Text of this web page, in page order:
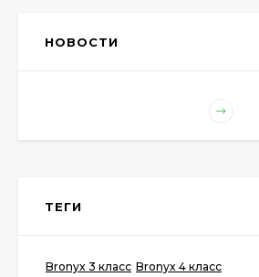
НОВОСТИ
ТЕГИ
Bronyx 3 класс Bronyx 4 класс